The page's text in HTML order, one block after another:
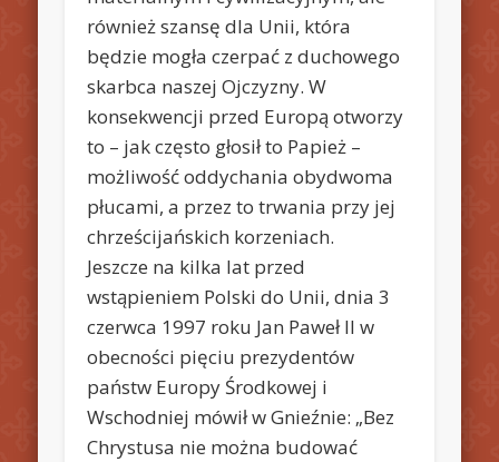
również szansę dla Unii, która
będzie mogła czerpać z duchowego
skarbca naszej Ojczyzny. W
konsekwencji przed Europą otworzy
to – jak często głosił to Papież –
możliwość oddychania obydwoma
płucami, a przez to trwania przy jej
chrześcijańskich korzeniach.
Jeszcze na kilka lat przed
wstąpieniem Polski do Unii, dnia 3
czerwca 1997 roku Jan Paweł II w
obecności pięciu prezydentów
państw Europy Środkowej i
Wschodniej mówił w Gnieźnie: „Bez
Chrystusa nie można budować